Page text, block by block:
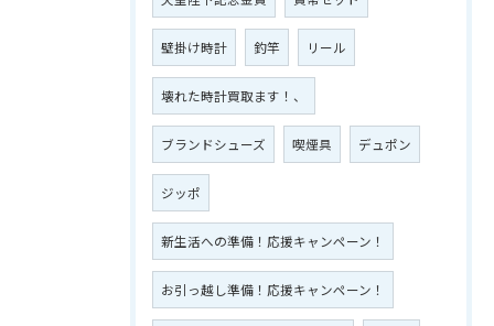
壁掛け時計 釣竿 リール
壊れた時計買取ます！、
ブランドシューズ 喫煙具 デュポン
ジッポ
新生活への準備！応援キャンペーン！
お引っ越し準備！応援キャンペーン！